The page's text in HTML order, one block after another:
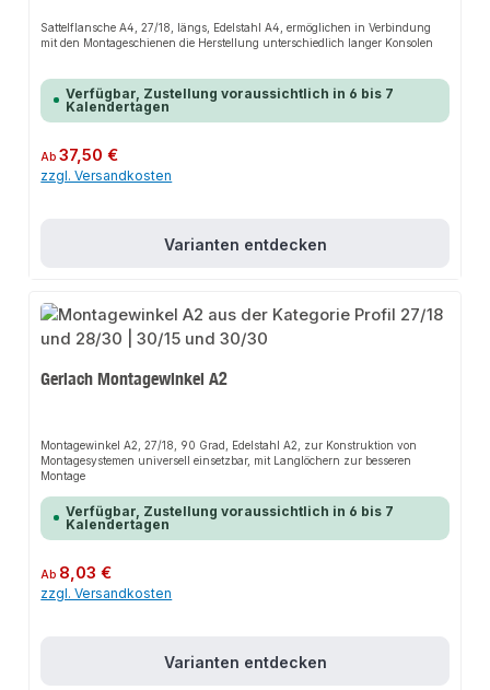
Sattelflansche A4, 27/18, längs, Edelstahl A4, ermöglichen in Verbindung
mit den Montageschienen die Herstellung unterschiedlich langer Konsolen
Verfügbar, Zustellung voraussichtlich in 6 bis 7
Kalendertagen
Regulärer Preis:
Ab37,50 €
zzgl. Versandkosten
Varianten entdecken
Gerlach Montagewinkel A2
Montagewinkel A2, 27/18, 90 Grad, Edelstahl A2, zur Konstruktion von
Montagesystemen universell einsetzbar, mit Langlöchern zur besseren
Montage
Verfügbar, Zustellung voraussichtlich in 6 bis 7
Kalendertagen
Regulärer Preis:
Ab 8,03 €
zzgl. Versandkosten
Varianten entdecken